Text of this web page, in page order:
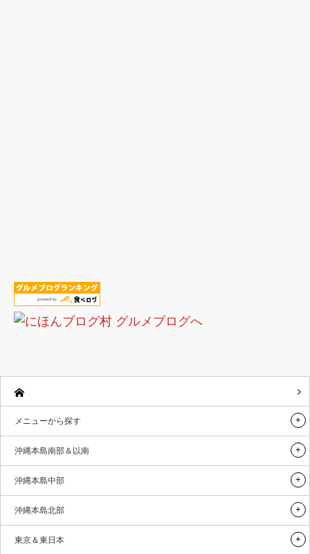
メニューから探す
沖縄本島南部＆以南
沖縄本島中部
沖縄本島北部
東京＆東日本